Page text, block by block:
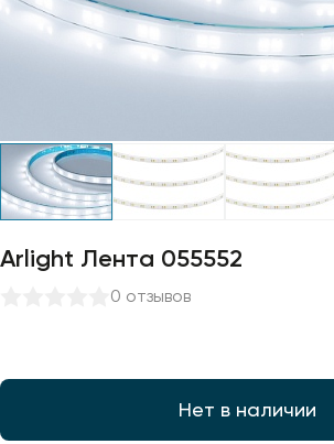
Arlight Лента 055552
0 отзывов
Нет в наличии
Профили для ленты
Лампочки